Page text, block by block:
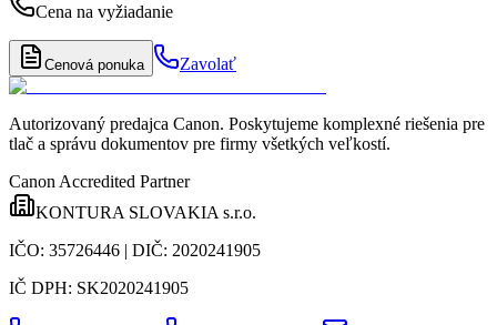
Cena na vyžiadanie
Cenová ponuka Zavolať
Autorizovaný predajca Canon. Poskytujeme komplexné riešenia pre
tlač a správu dokumentov pre firmy všetkých veľkostí.
Canon Accredited Partner
KONTURA SLOVAKIA s.r.o.
IČO: 35726446 | DIČ: 2020241905
IČ DPH: SK2020241905